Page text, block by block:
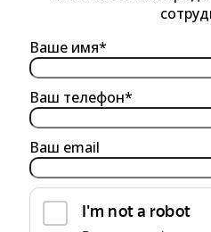
Ваше имя*
Ваш телефон*
Ваш email